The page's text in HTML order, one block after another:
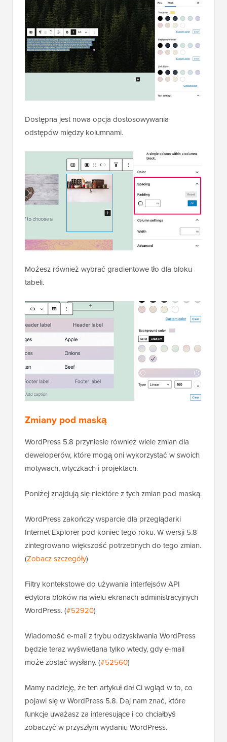
Dostępna jest nowa opcja dostosowywania
odstępów między kolumnami.
Możesz również wybrać gradientowe tło dla bloku
tabeli.
Zmiany pod maską
WordPress 5.8 przyniesie również wiele zmian dla
deweloperów, które mogą oni wykorzystać w swoich
motywach, wtyczkach i projektach.
Poniżej znajdują się niektóre z tych zmian pod maską.
WordPress zakończy wsparcie dla przeglądarki
Internet Explorer pod koniec tego roku. W wersji 5.8
zintegrowano większość potrzebnych do tego zmian.
(Zobacz szczegóły)
Filtry kontekstowe do używania interfejsów API
edytora bloków na wielu ekranach administracyjnych
WordPress. (#52920)
Wiadomość e-mail z trybu odzyskiwania WordPress
będzie teraz wyświetlana tylko wtedy, gdy e-mail
może zostać wysłany. (#52560)
Mamy nadzieję, że ten artykuł dał Ci wgląd w to, co
pojawi się w WordPress 5.8. Daj nam znać, które
funkcje uważasz za interesujące i co chciałbyś
zobaczyć w przyszłym wydaniu WordPress.